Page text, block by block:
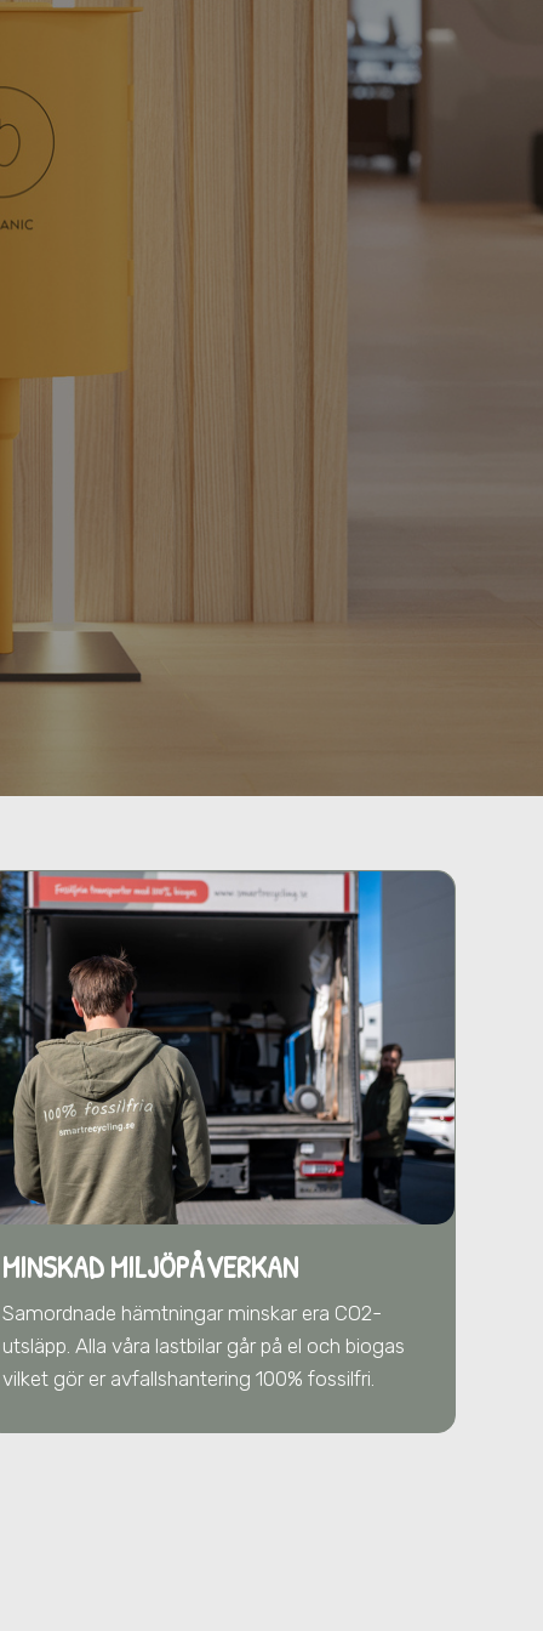
MINSKAD MILJÖPÅVERKAN
Samordnade hämtningar minskar era CO2-
utsläpp. Alla våra lastbilar går på el och biogas
vilket gör er avfallshantering 100% fossilfri.